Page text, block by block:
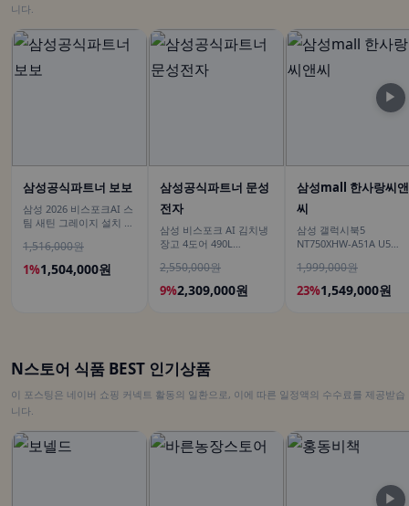
니다.
삼성공식파트너 보보
삼성 2026 비스포크AI 스
팀 새틴 그레이지 설치 보
1,516,000원
1%1,504,000원
삼성공식파트너 문성
전자
삼성 비스포크 AI 김치냉
장고 4도어 490L
베이지 유산균아삭 숙성
모드
2,550,000원
9%2,309,000원
삼성mall 한사랑씨앤
씨
삼성 갤럭시북5
NT750XHW-A51A U5
용 학생용 노트북
1,999,000원
23%1,549,000원
▶
N스토어 식품 BEST 인기상품
이 포스팅은 네이버 쇼핑 커넥트 활동의 일환으로, 이에 따른 일정액의 수수료를 제공받습
니다.
▶